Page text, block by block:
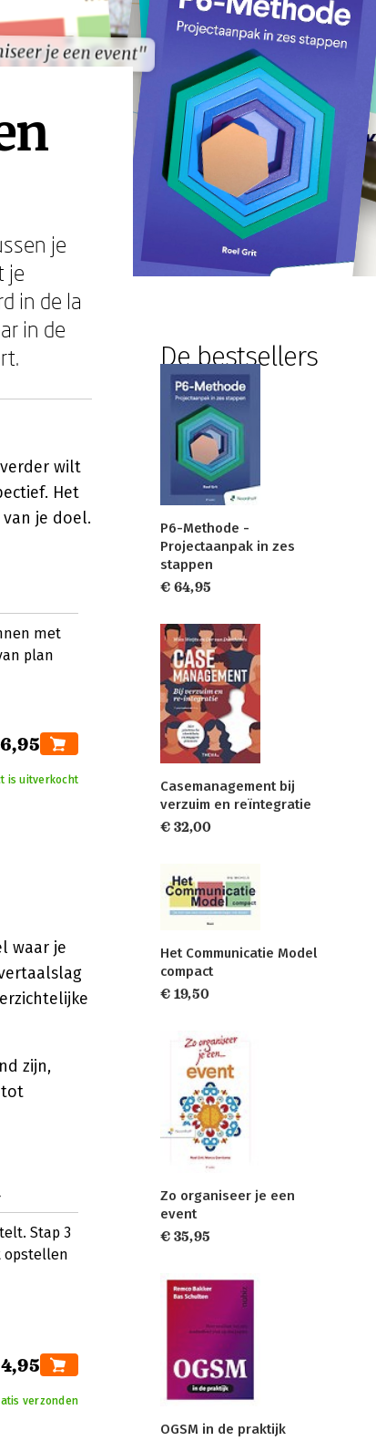
je een event"
je een event"
je
je
in de la
in de
wilt
Het
je doel.
met
plan
is uitverkocht
waar je
zijn,
tot
Stap 3
opstellen
verzonden
De bestsellers
P6-Methode -
Projectaanpak in zes
stappen
€ 64,95
Casemanagement bij
verzuim en reïntegratie
€ 32,00
Het Communicatie Model
compact
€ 19,50
Zo organiseer je een
event
€ 35,95
OGSM in de praktijk